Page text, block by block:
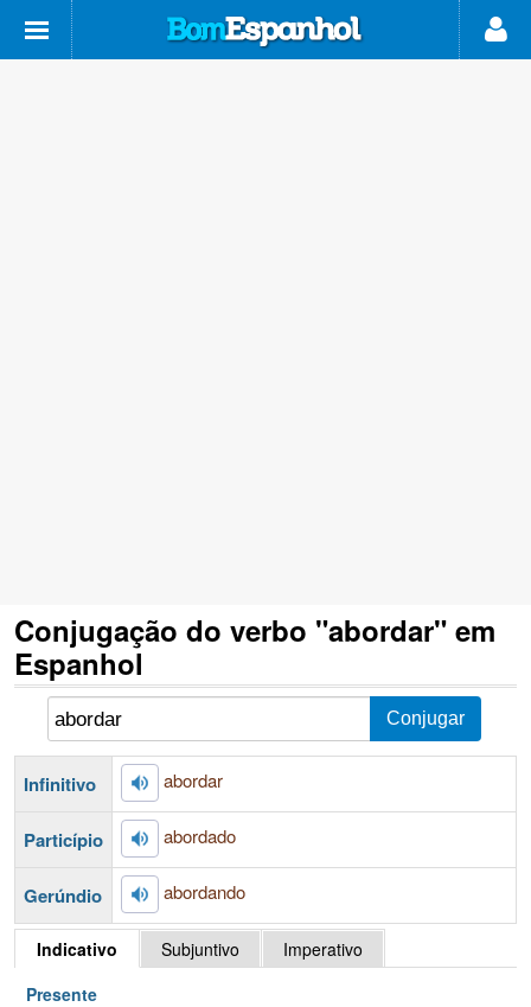
Conjugação do verbo "abordar" em
Espanhol
Infinitivo abordar
Particípio abordado
Gerúndio abordando
Indicativo Subjuntivo
Imperativo
Presente